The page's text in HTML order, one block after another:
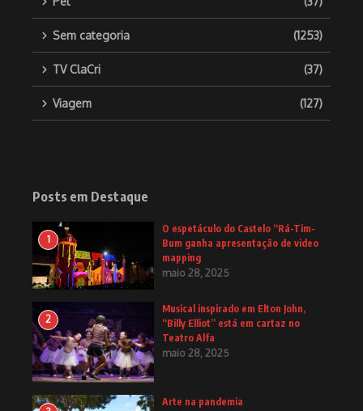
Sem categoria (1253)
TV ClaCri (37)
Viagem (127)
Posts em Destaque
1
O espetáculo do Castelo “Rá-Tim-
Bum ganha apresentação de video
mapping
maio 28, 2025
2
Musical inspirado em Elton John,
“Billy Elliot” está em cartaz no
Teatro Alfa
maio 28, 2025
Arte na pandemia